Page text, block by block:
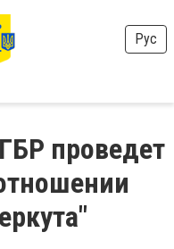
Рус
проведет